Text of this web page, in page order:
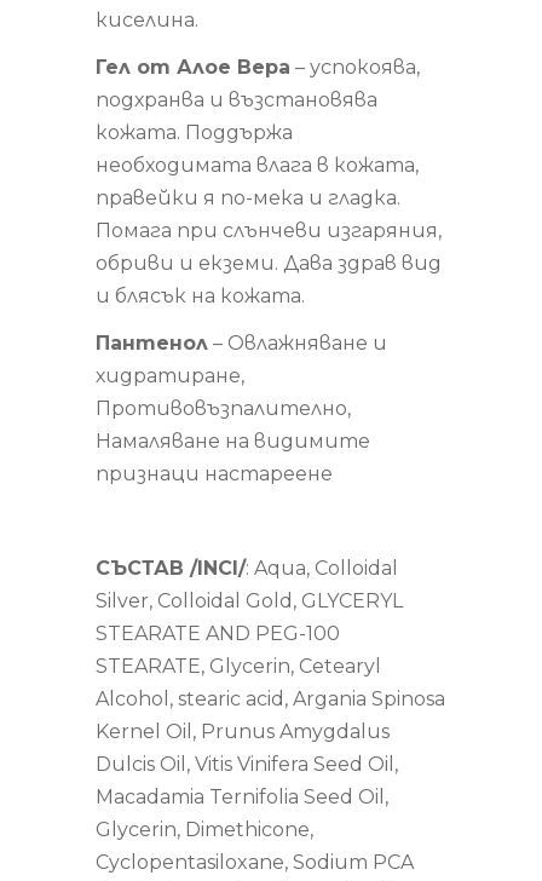
киселина.
Гел от Алое Вера – успокоява,
подхранва и възстановява
кожата. Поддържа
необходимата влага в кожата,
правейки я по-мека и гладка.
Помага при слънчеви изгаряния,
обриви и екземи. Дава здрав вид
и блясък на кожата.
Пантенол – Овлажняване и
хидратиране,
Противовъзпалително,
Намаляване на видимите
признаци настареене
СЪСТАВ /INCI/: Aqua, Colloidal
Silver, Colloidal Gold, GLYCERYL
STEARATE AND PEG-100
STEARATE, Glycerin, Cetearyl
Alcohol, stearic acid, Argania Spinosa
Kernel Oil, Prunus Amygdalus
Dulcis Oil, Vitis Vinifera Seed Oil,
Macadamia Ternifolia Seed Oil,
Glycerin, Dimethicone,
Cyclopentasiloxane, Sodium PCA